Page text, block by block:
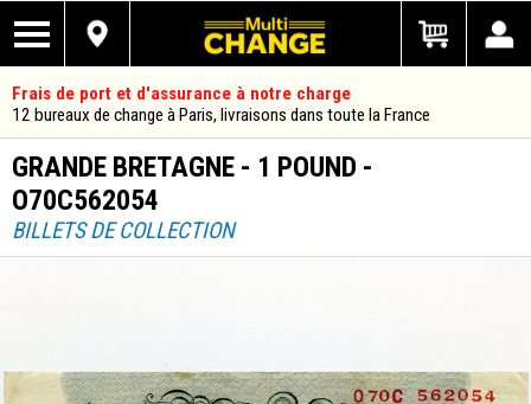
Frais de port et d'assurance à notre charge
12 bureaux de change à Paris, livraisons dans toute la France
GRANDE BRETAGNE - 1 POUND -
O70C562054
BILLETS DE COLLECTION